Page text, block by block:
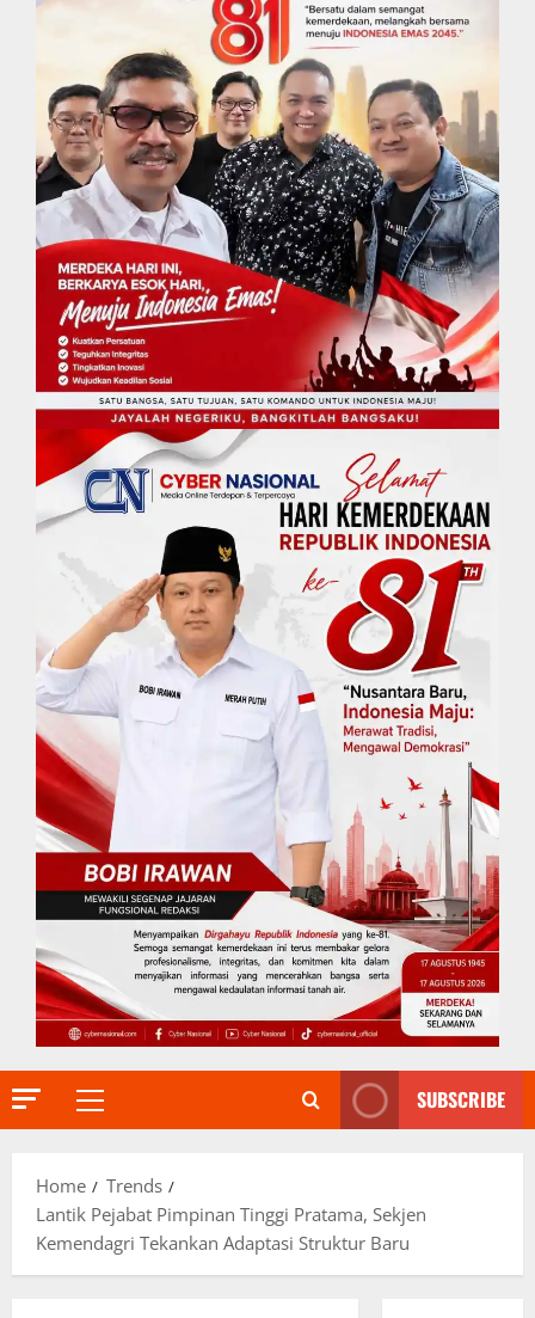
Primary
SUBSCRIBE
Home
Trends
Lantik Pejabat Pimpinan Tinggi Pratama, Sekjen
Kemendagri Tekankan Adaptasi Struktur Baru